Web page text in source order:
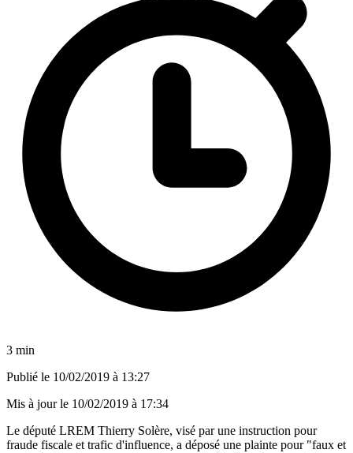
3 min
Publié le 10/02/2019 à 13:27
Mis à jour le 10/02/2019 à 17:34
Le député LREM Thierry Solère, visé par une instruction pour
fraude fiscale et trafic d'influence, a déposé une plainte pour "faux et